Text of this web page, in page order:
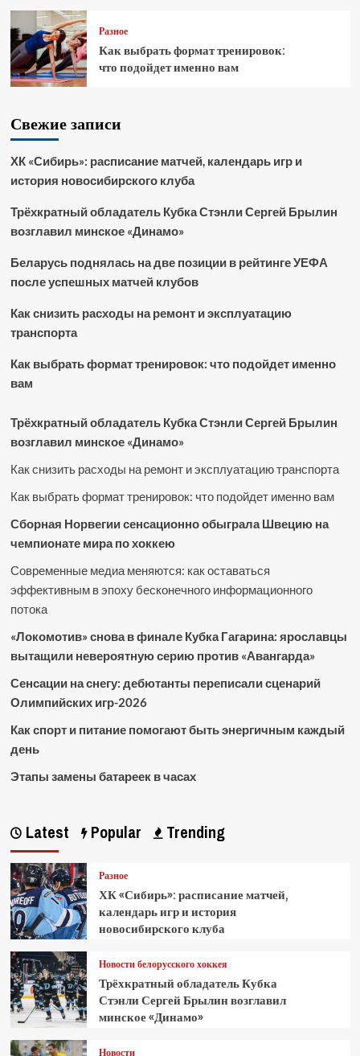
Разное
Как выбрать формат тренировок:
что подойдет именно вам
Свежие записи
ХК «Сибирь»: расписание матчей, календарь игр и
история новосибирского клуба
Трёхкратный обладатель Кубка Стэнли Сергей Брылин
возглавил минское «Динамо»
Беларусь поднялась на две позиции в рейтинге УЕФА
после успешных матчей клубов
Как снизить расходы на ремонт и эксплуатацию
транспорта
Как выбрать формат тренировок: что подойдет именно
вам
Трёхкратный обладатель Кубка Стэнли Сергей Брылин
возглавил минское «Динамо»
Как снизить расходы на ремонт и эксплуатацию транспорта
Как выбрать формат тренировок: что подойдет именно вам
Сборная Норвегии сенсационно обыграла Швецию на
чемпионате мира по хоккею
Современные медиа меняются: как оставаться
эффективным в эпоху бесконечного информационного
потока
«Локомотив» снова в финале Кубка Гагарина: ярославцы
вытащили невероятную серию против «Авангарда»
Сенсации на снегу: дебютанты переписали сценарий
Олимпийских игр-2026
Как спорт и питание помогают быть энергичным каждый
день
Этапы замены батареек в часах
Latest Popular Trending
Разное
ХК «Сибирь»: расписание матчей,
календарь игр и история
новосибирского клуба
Новости белорусского хоккея
Трёхкратный обладатель Кубка
Стэнли Сергей Брылин возглавил
минское «Динамо»
Новости